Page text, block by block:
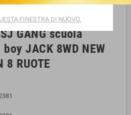
GANG scuola
boy JACK 8WD NEW
8 RUOTE
FINESTRA DI NUOVO.